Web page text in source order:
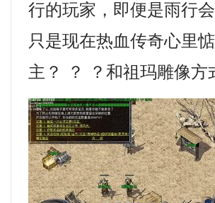
行的玩家，即便是雨行
只是现在热血传奇心里
主？ ？ ？和祖玛雕像